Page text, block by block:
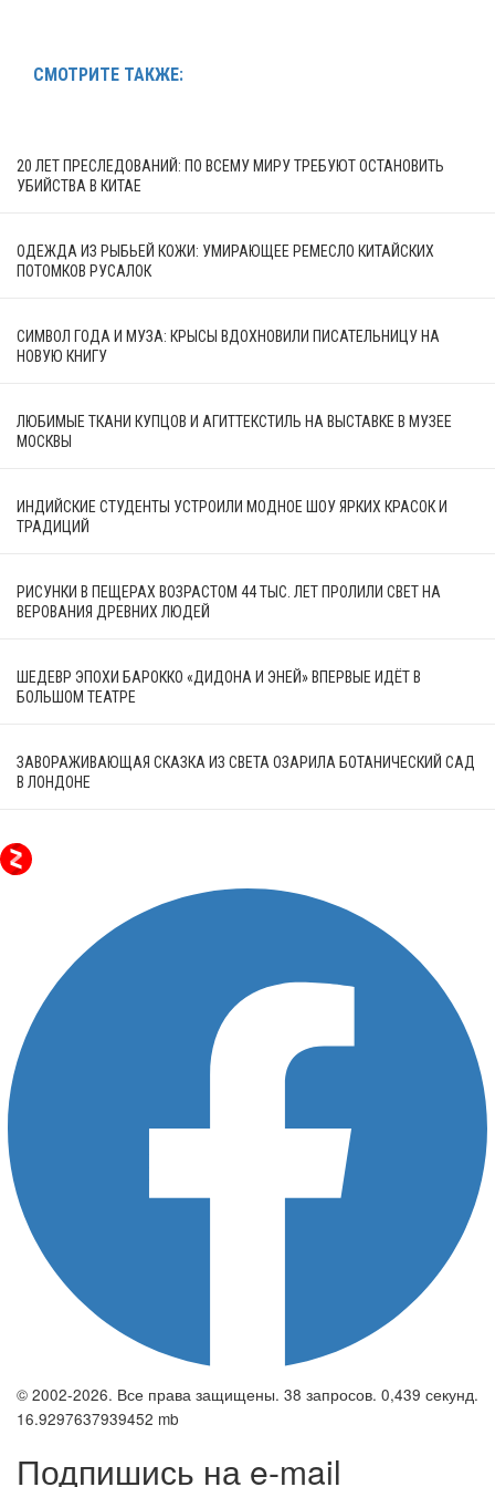
СМОТРИТЕ ТАКЖЕ:
20 ЛЕТ ПРЕСЛЕДОВАНИЙ: ПО ВСЕМУ МИРУ ТРЕБУЮТ ОСТАНОВИТЬ
УБИЙСТВА В КИТАЕ
ОДЕЖДА ИЗ РЫБЬЕЙ КОЖИ: УМИРАЮЩЕЕ РЕМЕСЛО КИТАЙСКИХ
ПОТОМКОВ РУСАЛОК
СИМВОЛ ГОДА И МУЗА: КРЫСЫ ВДОХНОВИЛИ ПИСАТЕЛЬНИЦУ НА
НОВУЮ КНИГУ
ЛЮБИМЫЕ ТКАНИ КУПЦОВ И АГИТТЕКСТИЛЬ НА ВЫСТАВКЕ В МУЗЕЕ
МОСКВЫ
ИНДИЙСКИЕ СТУДЕНТЫ УСТРОИЛИ МОДНОЕ ШОУ ЯРКИХ КРАСОК И
ТРАДИЦИЙ
РИСУНКИ В ПЕЩЕРАХ ВОЗРАСТОМ 44 ТЫС. ЛЕТ ПРОЛИЛИ СВЕТ НА
ВЕРОВАНИЯ ДРЕВНИХ ЛЮДЕЙ
ШЕДЕВР ЭПОХИ БАРОККО «ДИДОНА И ЭНЕЙ» ВПЕРВЫЕ ИДЁТ В
БОЛЬШОМ ТЕАТРЕ
ЗАВОРАЖИВАЮЩАЯ СКАЗКА ИЗ СВЕТА ОЗАРИЛА БОТАНИЧЕСКИЙ САД
В ЛОНДОНЕ
© 2002-2026. Все права защищены. 38 запросов. 0,439 секунд.
16.9297637939452 mb
Подпишись на e-mail